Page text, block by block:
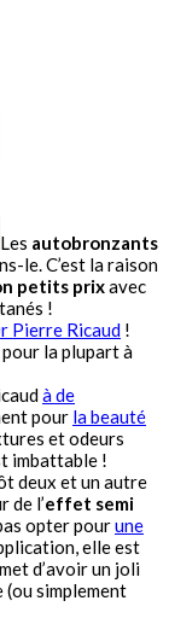
Les autobronzants
le. C’est la raison
petits prixavec
!
Pierre Ricaud !
la plupart à
à de
pour la beauté
et odeurs
imbattable !
deux et un autre
de l’effet semi
opter pourune
elle est
d’avoir un joli
(ou simplement